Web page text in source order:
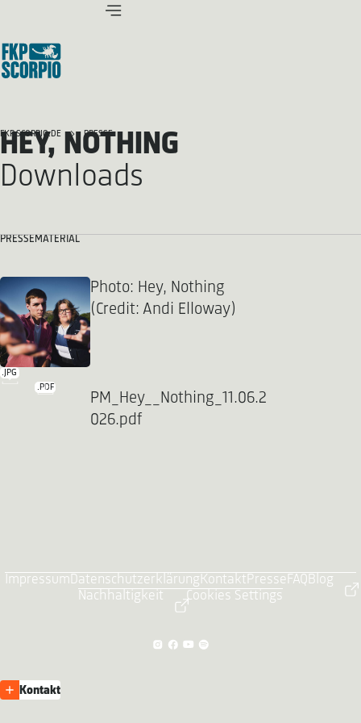
FKP SCORPIO.DE PRESSE
HEY, NOTHING
Downloads
PRESSEMATERIAL
.JPG
Photo: Hey, Nothing
(Credit: Andi Elloway)
.PDF
PM_Hey__Nothing_11.06.2
026.pdf
ImpressumDatenschutzerklärungKontaktPresse FAQBlog
Nachhaltigkeit
Cookies Settings
Kontakt